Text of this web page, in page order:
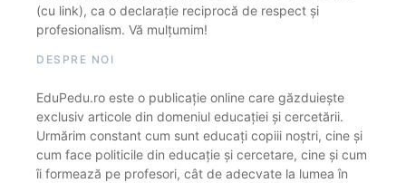
(cu link), ca o declarație reciprocă de respect și
profesionalism. Vă mulțumim!
DESPRE NOI
EduPedu.ro este o publicație online care găzduiește
exclusiv articole din domeniul educației și cercetării.
Urmărim constant cum sunt educați copiii noștri, cine și
cum face politicile din educație și cercetare, cine și cum
îi formează pe profesori, cât de adecvate la lumea în